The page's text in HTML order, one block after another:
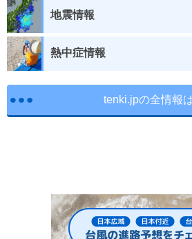
地震情報
熱中症情報
tenki.jpの全情報